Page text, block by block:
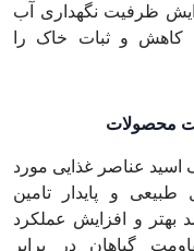
ظرفیت نگهداری آب
و ثبات خاک را
محصولات
اسید عناصر غذایی مورد
طبیعی و پایدار تامین
بهتر و افزایش عملکرد
گیاهان در برابر